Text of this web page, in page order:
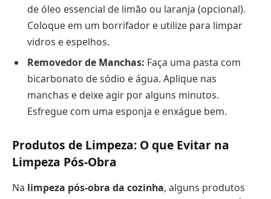
de óleo essencial de limão ou laranja (opcional).
Coloque em um borrifador e utilize para limpar
vidros e espelhos.
Removedor de Manchas: Faça uma pasta com
bicarbonato de sódio e água. Aplique nas
manchas e deixe agir por alguns minutos.
Esfregue com uma esponja e enxágue bem.
Produtos de Limpeza: O que Evitar na
Limpeza Pós-Obra
Na limpeza pós-obra da cozinha, alguns produtos